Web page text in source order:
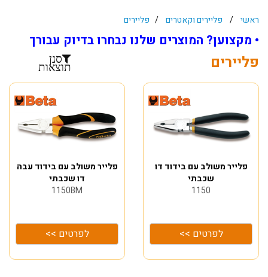
ראשי / פליירים וקאטרים / פליירים
• מקצוען? המוצרים שלנו נבחרו בדיוק עבורך
סנן
תוצאות פליירים
פלייר משולב עם בידוד עבה
דו שכבתי
1150BM
לפרטים >>
פלייר משולב עם בידוד דו
שכבתי
1150
לפרטים >>